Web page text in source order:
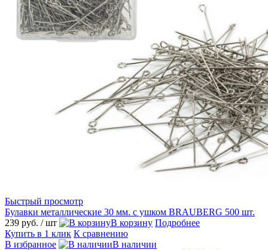
Быстрый просмотр
Булавки металлические 30 мм. с ушком BRAUBERG 500 шт.
239 руб. / шт В корзину Подробнее
Купить в 1 клик К сравнению
В избранное
В наличии